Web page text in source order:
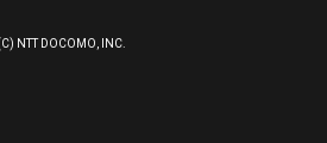
NTT DOCOMO, INC.